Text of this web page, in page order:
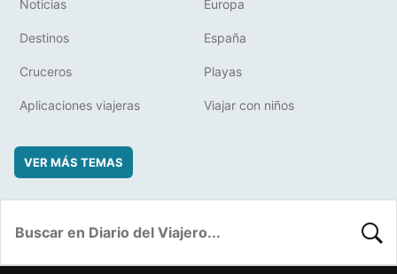
Noticias Europa
Destinos España
Cruceros Playas
Aplicaciones viajeras Viajar con niños
VER MÁS TEMAS